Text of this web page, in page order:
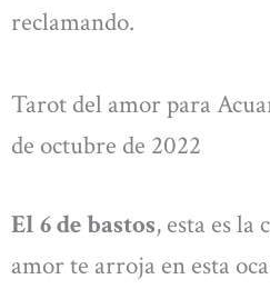
reclamando.
Tarot del amor para
de octubre de 2022
El 6 de bastos, esta es
amor te arroja en esta